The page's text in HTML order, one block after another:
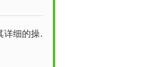
是怎样的呢？